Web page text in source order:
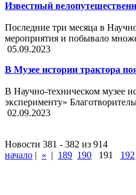
Известный
Последние три месяца в
мероприятия и побывало
05.09.2023
В Музее истории трактора
В Научно-техническом музее
эксперименту»
02.09.2023
Новости 381 - 382 из 914
начало | « | 189 190 191 192